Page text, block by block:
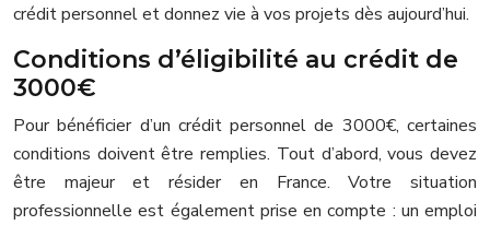
crédit personnel et donnez vie à vos projets dès aujourd’hui.
Conditions d’éligibilité au crédit de
3000€
Pour bénéficier d’un crédit personnel de 3000€, certaines
conditions doivent être remplies. Tout d’abord, vous devez
être majeur et résider en France. Votre situation
professionnelle est également prise en compte : un emploi